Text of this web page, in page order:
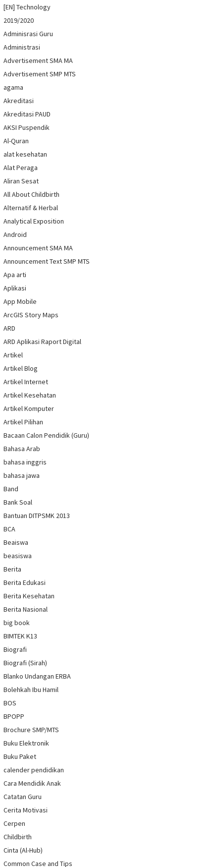
[EN] Technology
2019/2020
Adminisrasi Guru
Administrasi
Advertisement SMA MA
Advertisement SMP MTS
agama
Akreditasi
Akreditasi PAUD
AKSI Puspendik
Al-Quran
alat kesehatan
Alat Peraga
Aliran Sesat
All About Childbirth
Alternatif & Herbal
Analytical Exposition
Android
Announcement SMA MA
Announcement Text SMP MTS
Apa arti
Aplikasi
App Mobile
ArcGIS Story Maps
ARD
ARD Aplikasi Raport Digital
Artikel
Artikel Blog
Artikel Internet
Artikel Kesehatan
Artikel Komputer
Artikel Pilihan
Bacaan Calon Pendidik (Guru)
Bahasa Arab
bahasa inggris
bahasa jawa
Band
Bank Soal
Bantuan DITPSMK 2013
BCA
Beaiswa
beasiswa
Berita
Berita Edukasi
Berita Kesehatan
Berita Nasional
big book
BIMTEK K13
Biografi
Biografi (Sirah)
Blanko Undangan ERBA
Bolehkah Ibu Hamil
BOS
BPOPP
Brochure SMP/MTS
Buku Elektronik
Buku Paket
calender pendidikan
Cara Mendidik Anak
Catatan Guru
Cerita Motivasi
Cerpen
Childbirth
Cinta (Al-Hub)
Common Case and Tips